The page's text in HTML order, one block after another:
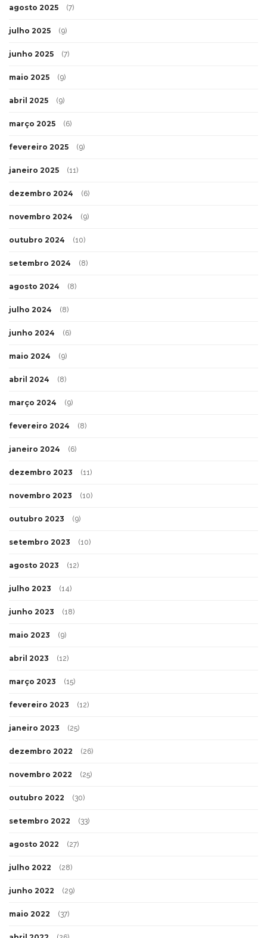
agosto 2025 (7)
julho 2025 (9)
junho 2025 (7)
maio 2025 (9)
abril 2025 (9)
março 2025 (6)
fevereiro 2025 (9)
janeiro 2025 (11)
dezembro 2024 (6)
novembro 2024 (9)
outubro 2024 (10)
setembro 2024 (8)
agosto 2024 (8)
julho 2024 (8)
junho 2024 (6)
maio 2024 (9)
abril 2024 (8)
março 2024 (9)
fevereiro 2024 (8)
janeiro 2024 (6)
dezembro 2023 (11)
novembro 2023 (10)
outubro 2023 (9)
setembro 2023 (10)
agosto 2023 (12)
julho 2023 (14)
junho 2023 (18)
maio 2023 (9)
abril 2023 (12)
março 2023 (15)
fevereiro 2023 (12)
janeiro 2023 (25)
dezembro 2022 (26)
novembro 2022 (25)
outubro 2022 (30)
setembro 2022 (33)
agosto 2022 (27)
julho 2022 (28)
junho 2022 (29)
maio 2022 (37)